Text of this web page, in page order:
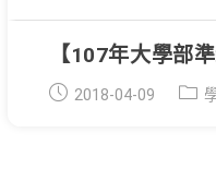
【107年大學部
Post
2018-04-09 Post